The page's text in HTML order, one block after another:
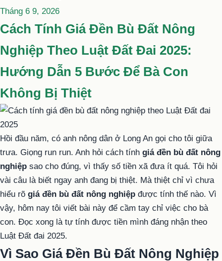
Đăng
trong
Tháng 6 9, 2026
Cách Tính Giá Đền Bù Đất Nông
Nghiệp Theo Luật Đất Đai 2025:
Hướng Dẫn 5 Bước Để Bà Con
Không Bị Thiệt
Hồi đầu năm, có anh nông dân ở Long An gọi cho tôi giữa
trưa. Giọng run run. Anh hỏi cách tính giá đền bù đất nông
nghiệp sao cho đúng, vì thấy số tiền xã đưa ít quá. Tôi hỏi
vài câu là biết ngay anh đang bị thiệt. Mà thiệt chỉ vì chưa
hiểu rõ giá đền bù đất nông nghiệp được tính thế nào. Vì
vậy, hôm nay tôi viết bài này để cầm tay chỉ việc cho bà
con. Đọc xong là tự tính được tiền mình đáng nhận theo
Luật Đất đai 2025.
Vì Sao Giá Đền Bù Đất Nông Nghiệp